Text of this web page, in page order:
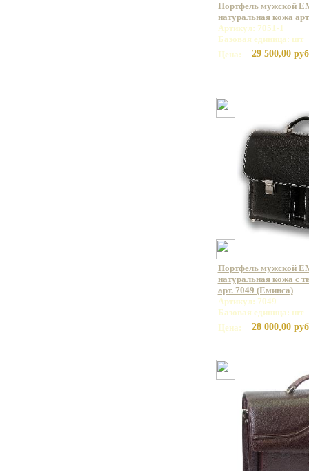
Портфель мужской
натуральная кожа
Артикул: 7051-1
Базовая единица: шт
Цена:
29 500,00
Портфель мужской
натуральная кожа с
арт. 7049 (Еминса)
Артикул: 7049
Базовая единица: шт
Цена:
28 000,00